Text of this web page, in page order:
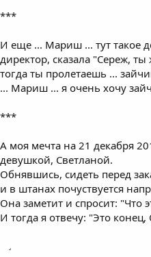
***
И еще ... Мариш ... тут такое
директор, сказала "Сереж, ты
тогда ты пролетаешь ...
... Мариш ... я очень хочу
***
А моя мечта на 21 декабря
девушкой, Светланой.
Обнявшись, сидеть перед
и в штанах почуствуется
Она заметит и спросит: "Что
И тогда я отвечу: "Это конец,